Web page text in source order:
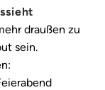
draußen zu
sein.